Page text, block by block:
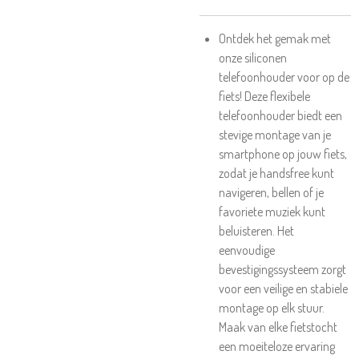
Ontdek het gemak met
onze siliconen
telefoonhouder voor op de
fiets! Deze flexibele
telefoonhouder biedt een
stevige montage van je
smartphone op jouw fiets,
zodat je handsfree kunt
navigeren, bellen of je
favoriete muziek kunt
beluisteren. Het
eenvoudige
bevestigingssysteem zorgt
voor een veilige en stabiele
montage op elk stuur.
Maak van elke fietstocht
een moeiteloze ervaring